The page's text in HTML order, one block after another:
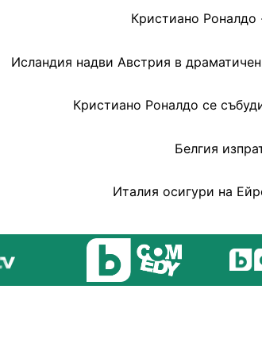
Кристиано Роналдо
Исландия надви Австрия в
Кристиано Роналдо се
Белгия
Италия осигури на